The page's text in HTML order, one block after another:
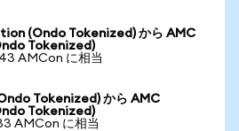
(Ondo Tokenized) から AMC
Tokenized)
AMCon に相当
Tokenized) から AMC
Tokenized)
AMCon に相当